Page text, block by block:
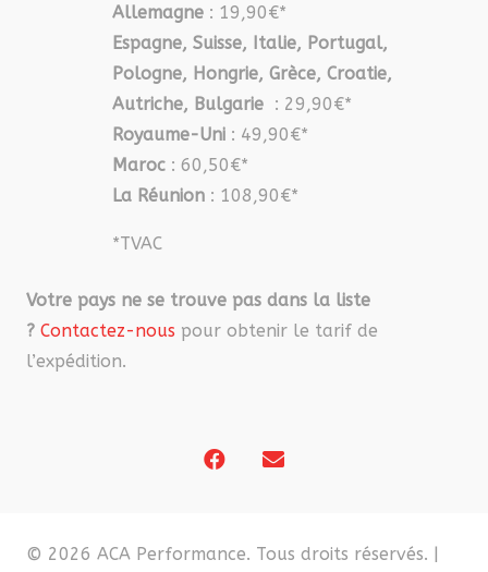
Allemagne : 19,90€*
Espagne, Suisse, Italie, Portugal,
Pologne, Hongrie, Grèce, Croatie,
Autriche, Bulgarie : 29,90€*
Royaume-Uni : 49,90€*
Maroc : 60,50€*
La Réunion : 108,90€*
*TVAC
Votre pays ne se trouve pas dans la liste
? Contactez-nous pour obtenir le tarif de
l’expédition.
© 2026 ACA Performance. Tous droits réservés. |